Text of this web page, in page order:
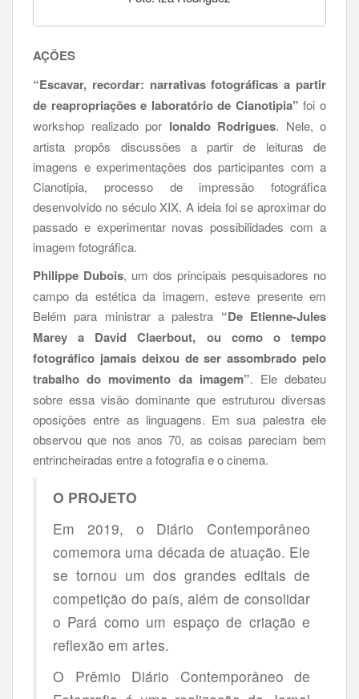
AÇÕES
“Escavar, recordar: narrativas fotográficas a partir
de reapropriações e laboratório de Cianotipia” foi o
workshop realizado por Ionaldo Rodrigues. Nele, o
artista propôs discussões a partir de leituras de
imagens e experimentações dos participantes com a
Cianotipia, processo de impressão fotográfica
desenvolvido no século XIX. A ideia foi se aproximar do
passado e experimentar novas possibilidades com a
imagem fotográfica.
Philippe Dubois, um dos principais pesquisadores no
campo da estética da imagem, esteve presente em
Belém para ministrar a palestra “De Etienne-Jules
Marey a David Claerbout, ou como o tempo
fotográfico jamais deixou de ser assombrado pelo
trabalho do movimento da imagem”. Ele debateu
sobre essa visão dominante que estruturou diversas
oposições entre as linguagens. Em sua palestra ele
observou que nos anos 70, as coisas pareciam bem
entrincheiradas entre a fotografia e o cinema.
O PROJETO
Em 2019, o Diário Contemporâneo
comemora uma década de atuação. Ele
se tornou um dos grandes editais de
competição do país, além de consolidar
o Pará como um espaço de criação e
reflexão em artes.
O Prêmio Diário Contemporâneo de